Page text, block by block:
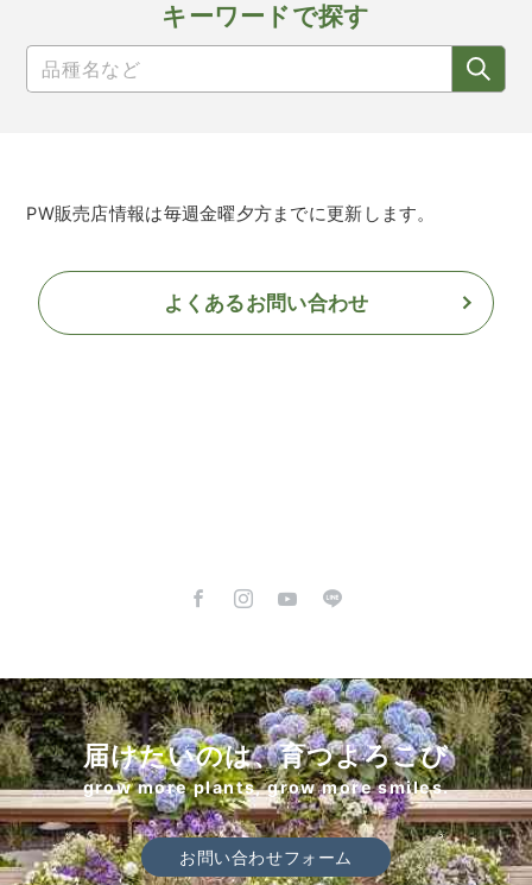
キーワードで探す
PW販売店情報は毎週金曜夕方までに更新します。
よくあるお問い合わせ
届けたいのは、育つよろこび
grow more plants, grow more smiles.
お問い合わせフォーム